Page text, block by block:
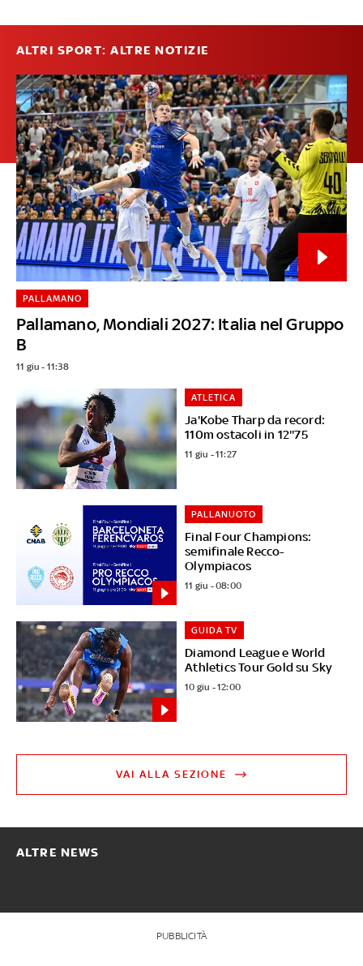
ALTRI SPORT: ALTRE NOTIZIE
Pallamano, Mondiali 2027: Italia nel Gruppo
B
PALLAMANO
11 giu - 11:38
Ja'Kobe Tharp da record:
110m ostacoli in 12''75
ATLETICA
11 giu - 11:27
Final Four Champions:
semifinale Recco-
Olympiacos
PALLANUOTO
11 giu - 08:00
Diamond League e World
Athletics Tour Gold su Sky
GUIDA TV
10 giu - 12:00
VAI ALLA SEZIONE
ALTRE NEWS
PUBBLICITÀ